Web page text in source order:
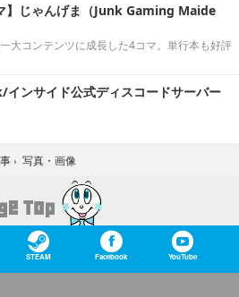
】じゃんげま（Junk Gaming Maide
大コンテンツに成長した4コマ。単行本も好評
ンサイド公式ディスコードサーバー
› 写真・画像
STEAM Facebook YouTube